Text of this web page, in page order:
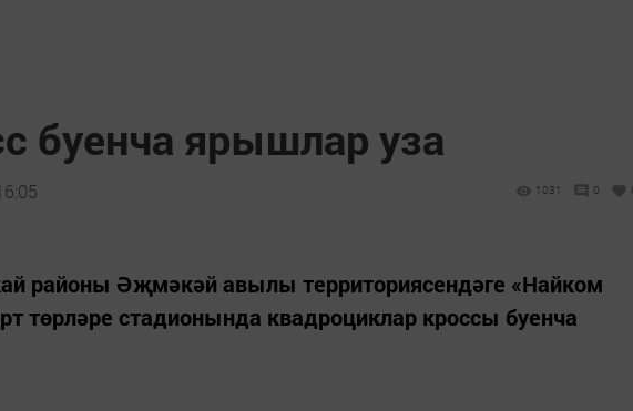
буенча ярышлар уза
1031 0
районы Әҗмәкәй авылы территориясендәге «Найком
төрләре стадионында квадроциклар кроссы буенча